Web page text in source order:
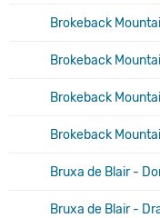
Brokeback
Brokeback
Brokeback
Bruxa de Blair -
Bruxa de Blair -